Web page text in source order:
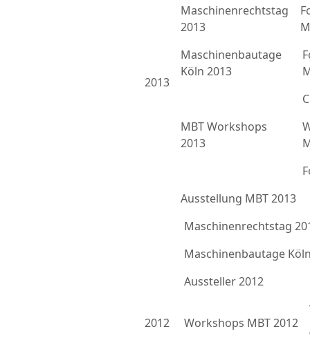
2013
Maschinenrechtstag
2013
Maschinenbautage
Köln 2013
MBT Workshops
2013
Ausstellung MBT 2013
2012
Maschinenrechtstag
Maschinenbautage
Aussteller 2012
Workshops MBT 2012